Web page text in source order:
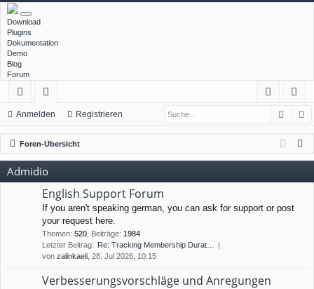
Download
Plugins
Dokumentation
Demo
Blog
Forum
ch
ne
llz
ug
or
en
m
el
ist
rie
Anmelden Registrieren
Foren-Übersicht
Admidio
English Support Forum
If you aren't speaking german, you can ask for support or post
your request here.
Themen: 520 Beiträge: 1984
Letzter Beitrag: Re: Tracking Membership Durat…
von zalinkaeli , 28. Jul 2026, 10:15
Verbesserungsvorschläge und Anregungen